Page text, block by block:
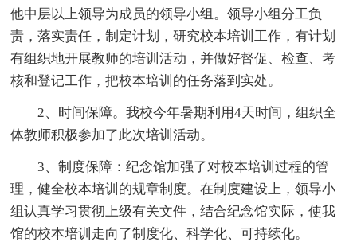
他中层以上领导为成员的领导小组。领导小组分工负
责，落实责任，制定计划，研究校本培训工作，有计划
有组织地开展教师的培训活动，并做好督促、检查、考
核和登记工作，把校本培训的任务落到实处。
2、时间保障。我校今年暑期利用4天时间，组织全
体教师积极参加了此次培训活动。
3、制度保障：纪念馆加强了对校本培训过程的管
理，健全校本培训的规章制度。在制度建设上，领导小
组认真学习贯彻上级有关文件，结合纪念馆实际，使我
馆的校本培训走向了制度化、科学化、可持续化。